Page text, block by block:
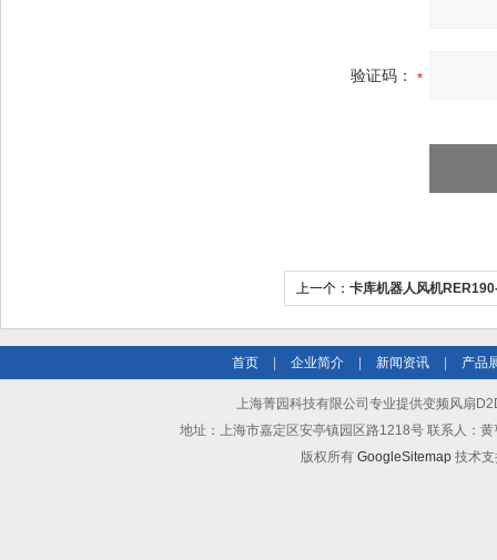
验证码：
上一个： 卡库机器人风机
首页 企业简介 新闻资讯 产品
上海菁园科技有限公司专业提供变频风扇
地址：上海市嘉定区安亭镇园区路1218号 联系人：
版权所有 GoogleSitemap技术支